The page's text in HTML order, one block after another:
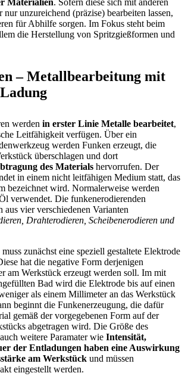
unzureichend (präzise) bearbeiten lassen,
für Abhilfe sorgen. Im Fokus steht beim
die Herstellung von Spritzgießformen und
– Metallbearbeitung mit
werden in erster Linie Metalle bearbeitet,
Leitfähigkeit verfügen. Über ein
werden Funken erzeugt, die
überschlagen und dort
des Materials hervorrufen. Der
in einem nicht leitfähigen Medium statt, das
bezeichnet wird. Normalerweise werden
verwendet. Die funkenerodierenden
aus vier verschiedenen Varianten
Drahterodieren, Scheibenerodieren und
zunächst eine speziell gestaltete Elektrode
hat die negative Form derjenigen
am Werkstück erzeugt werden soll. Im mit
Bad wird die Elektrode bis auf einen
als einem Millimeter an das Werkstück
beginnt die Funkenerzeugung, die dafür
gemäß der vorgegebenen Form auf der
abgetragen wird. Die Größe des
weitere Paramater wie Intensität,
der Entladungen haben eine Auswirkung
am Werkstück und müssen
eingestellt werden.